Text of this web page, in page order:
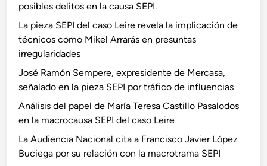
posibles delitos en la causa SEPI.
La pieza SEPI del caso Leire revela la implicación de
técnicos como Mikel Arrarás en presuntas
irregularidades
José Ramón Sempere, expresidente de Mercasa,
señalado en la pieza SEPI por tráfico de influencias
Análisis del papel de María Teresa Castillo Pasalodos
en la macrocausa SEPI del caso Leire
La Audiencia Nacional cita a Francisco Javier López
Buciega por su relación con la macrotrama SEPI